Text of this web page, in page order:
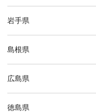
岩手県
島根県
広島県
徳島県